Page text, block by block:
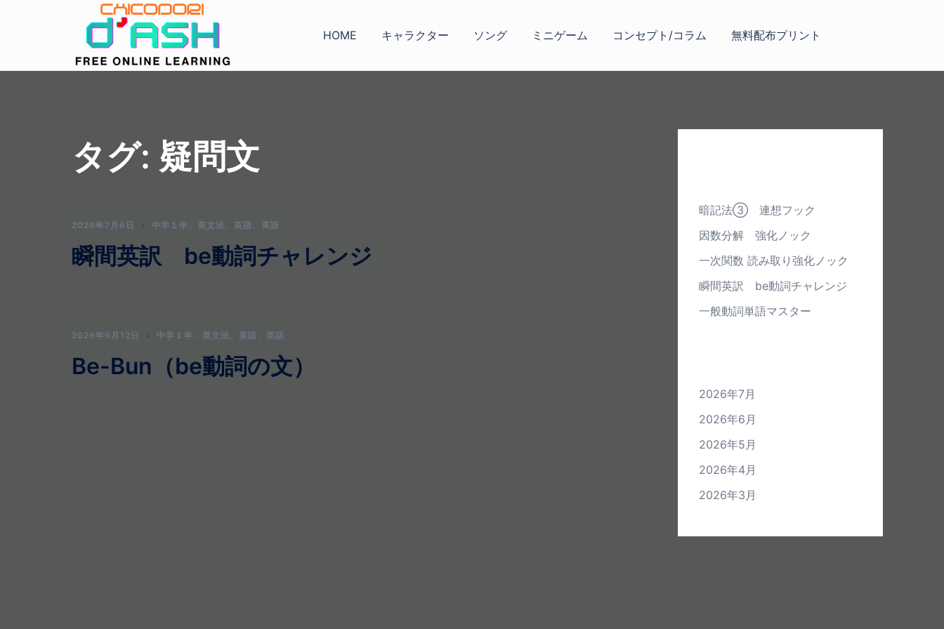
HOME キャラクター ソング ミニゲーム コンセプト/コラム 無料配布プリント
タグ: 疑問文
2026年7月6日 中学１年 、 英文法 、 英語 、 英語
瞬間英訳 be動詞チャレンジ
2026年6月12日 中学１年 、 英文法 、 英語 、 英語
Be-Bun（be動詞の文）
暗記法③ 連想フック
因数分解 強化ノック
一次関数 読み取り強化ノック
瞬間英訳 be動詞チャレンジ
一般動詞単語マスター
2026年7月
2026年6月
2026年5月
2026年4月
2026年3月